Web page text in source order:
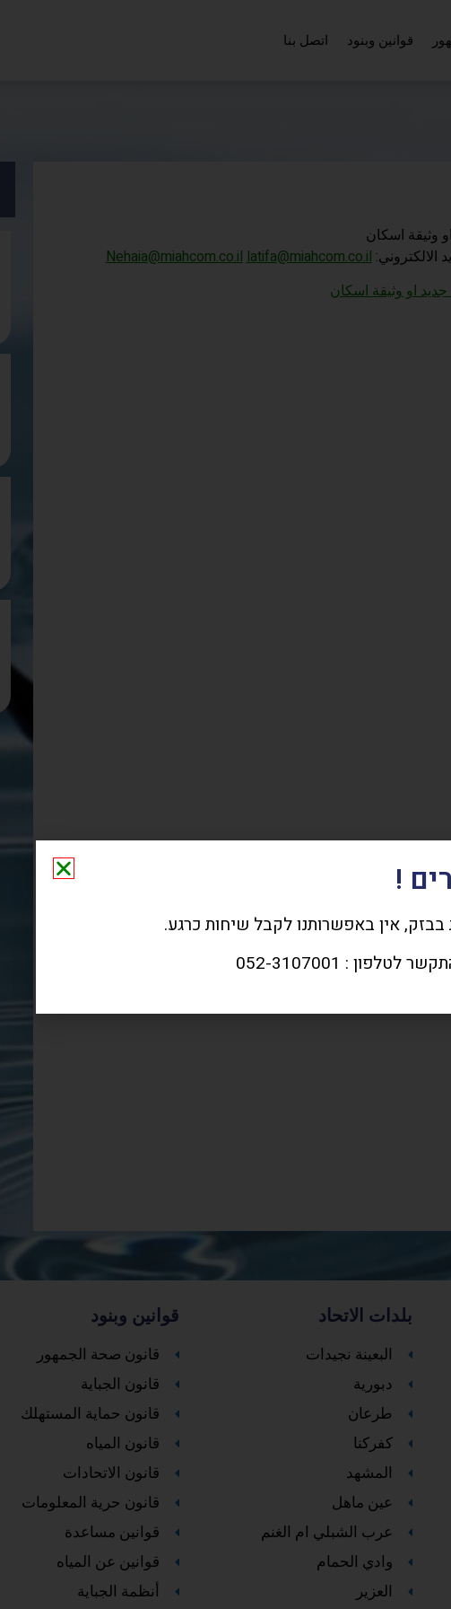
قوانين وبنود اتصل بنا
وثيقة اسكان
الالكتروني:
Nehaia@miahcom.co.illatifa@miahcom.co.il
او وثيقة اسكان
بلدات الاتحاد
البعينة نجيدات
دبورية
طرعان
كفركنا
المشهد
عين ماهل
عرب الشبلي ام الغنم
وادي الحمام
العزير
قوانين وبنود
قانون صحة الجمهور
قانون الجباية
قانون حماية المستهلك
قانون المياه
قانون الاتحادات
قانون حرية المعلومات
قوانين مساعدة
قوانين عن المياه
أنظمة الجباية
!
אין באפשרותנו לקבל שיחות כרגע.
: 052-3107001